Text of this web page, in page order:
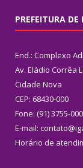
PREFEITURA
End.: Complexo
Av. Eládio Corrêa
Cidade Nova
CEP: 68430-000
Fone: (91) 3755-
E-mail:
Horário de